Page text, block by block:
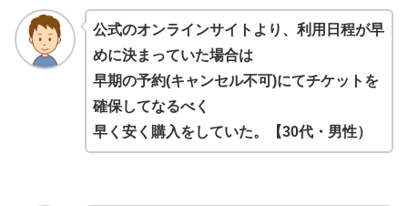
公式のオンラインサイトより、利用日程が早
めに決まっていた場合は
早期の予約(キャンセル不可)にてチケットを
確保してなるべく
早く安く購入をしていた。【30代・男性）